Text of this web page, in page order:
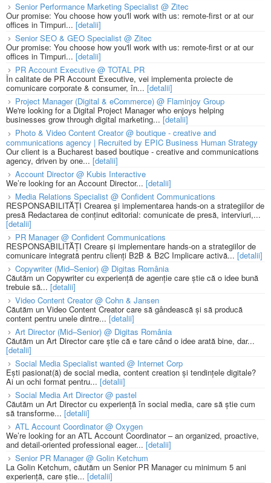
Senior Performance Marketing Specialist @ Zitec
Our promise: You choose how you'll work with us: remote-first or at our
offices in Timpuri... [detalii]
Senior SEO & GEO Specialist @ Zitec
Our promise: You choose how you'll work with us: remote-first or at our
offices in Timpuri... [detalii]
PR Account Executive @ TOTAL PR
În calitate de PR Account Executive, vei implementa proiecte de
comunicare corporate & consumer, în... [detalii]
Project Manager (Digital & eCommerce) @ Flaminjoy Group
We're looking for a Digital Project Manager who enjoys helping
businesses grow through digital marketing... [detalii]
Photo & Video Content Creator @ boutique - creative and
communications agency | Recruited by EPIC Business Human Strategy
Our client is a Bucharest based boutique - creative and communications
agency, driven by one... [detalii]
Account Director @ Kubis Interactive
We’re looking for an Account Director... [detalii]
Media Relations Specialist @ Confident Communications
RESPONSABILITĂȚI Crearea și implementarea hands-on a strategiilor de
presă Redactarea de conținut editorial: comunicate de presă, interviuri,...
[detalii]
PR Manager @ Confident Communications
RESPONSABILITĂȚI Creare și implementare hands-on a strategiilor de
comunicare integrată pentru clienți B2B & B2C Implicare activă... [detalii]
Copywriter (Mid–Senior) @ Digitas România
Căutăm un Copywriter cu experiență de agenție care știe că o idee bună
trebuie să... [detalii]
Video Content Creator @ Cohn & Jansen
Căutăm un Video Content Creator care să gândească și să producă
content pentru unele dintre... [detalii]
Art Director (Mid–Senior) @ Digitas România
Căutăm un Art Director care știe că e tare când o idee arată bine, dar...
[detalii]
Social Media Specialist wanted @ Internet Corp
Ești pasionat(ă) de social media, content creation și tendințele digitale?
Ai un ochi format pentru... [detalii]
Social Media Art Director @ pastel
Căutăm un Art Director cu experiență în social media, care să știe cum
să transforme... [detalii]
ATL Account Coordinator @ Oxygen
We’re looking for an ATL Account Coordinator – an organized, proactive,
and detail-oriented professional eager... [detalii]
Senior PR Manager @ Golin Ketchum
La Golin Ketchum, căutăm un Senior PR Manager cu minimum 5 ani
experiență, care știe... [detalii]